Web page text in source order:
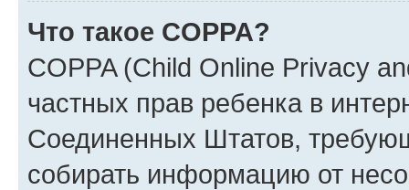
Что такое COPPA?
COPPA (Child Online Privacy
частных прав ребенка в
Соединенных Штатов,
собирать информацию от